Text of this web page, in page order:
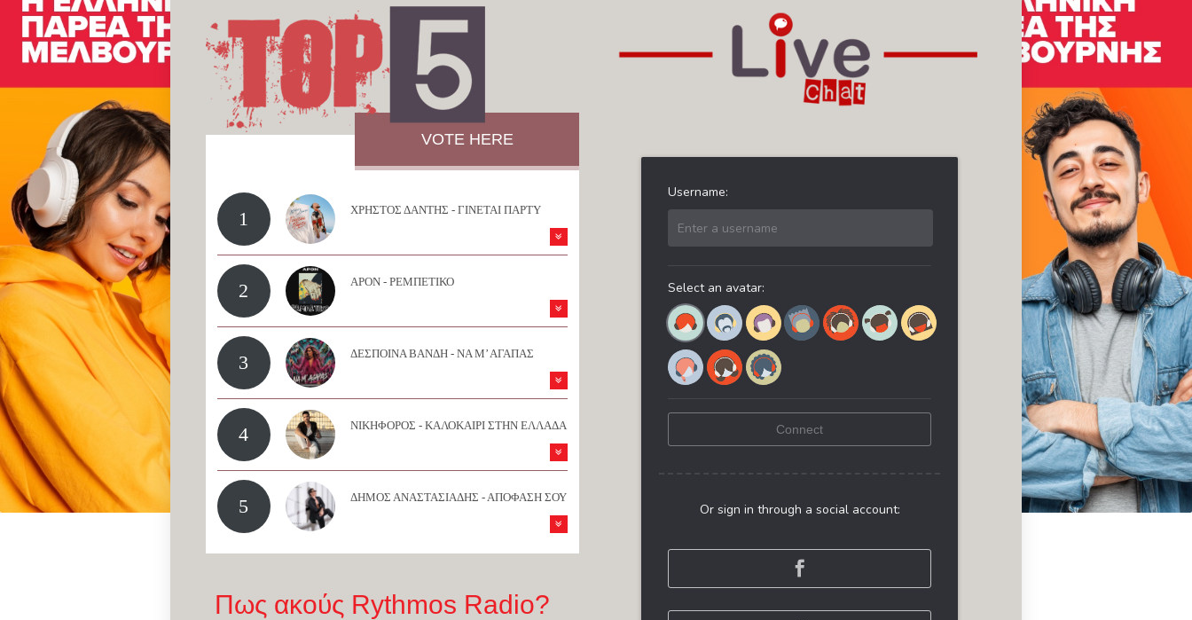
VOTE HERE
1 ΧΡΗΣΤΟΣ ΔΑΝΤΗΣ - ΓΙΝΕΤΑΙ ΠΑΡΤΥ
2 APON - ΡΕΜΠΕΤΙΚΟ
3 ΔΕΣΠΟΙΝΑ ΒΑΝΔΗ - ΝΑ Μ’ ΑΓΑΠΑΣ
4 ΝΙΚΗΦΟΡΟΣ - ΚΑΛΟΚΑΙΡΙ ΣΤΗΝ ΕΛΛΑΔΑ
5 ΔΗΜΟΣ ΑΝΑΣΤΑΣΙΑΔΗΣ - ΑΠΟΦΑΣΗ ΣΟΥ
Πως ακούς Rythmos Radio?